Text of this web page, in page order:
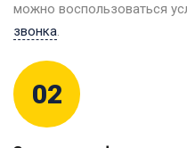
можно воспользоваться
звонка.
02